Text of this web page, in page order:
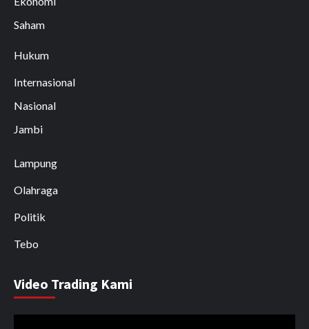
Saham
Hukum
Internasional
Nasional
Jambi
Lampung
Olahraga
Politik
Tebo
Video Trading Kami